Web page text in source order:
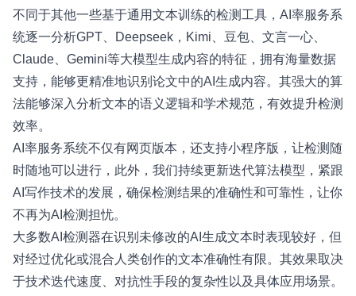
不同于其他一些基于通用文本训练的检测工具，AI率服务系
统逐一分析GPT、Deepseek，Kimi、豆包、文言一心、
Claude、Gemini等大模型生成内容的特征，拥有海量数据
支持，能够更精准地识别论文中的AI生成内容。其强大的算
法能够深入分析文本的语义逻辑和学术规范，有效提升检测
效率。
AI率服务系统不仅有网页版本，还支持小程序版，让检测随
时随地可以进行，此外，我们持续更新迭代算法模型，紧跟
AI写作技术的发展，确保检测结果的准确性和可靠性，让你
不再为AI检测担忧。
大多数AI检测器在识别未修改的AI生成文本时表现较好，但
对经过优化或混合人类创作的文本准确性有限。其效果取决
于技术迭代速度、对抗性手段的复杂性以及具体应用场景。